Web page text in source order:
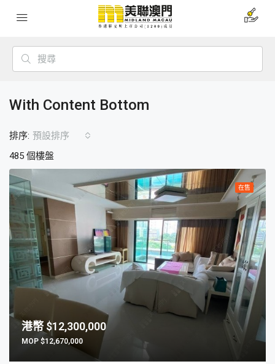
With Content Bottom
485 個樓盤
排序: 預設排序
在售
$12,300,000
$12,670,000